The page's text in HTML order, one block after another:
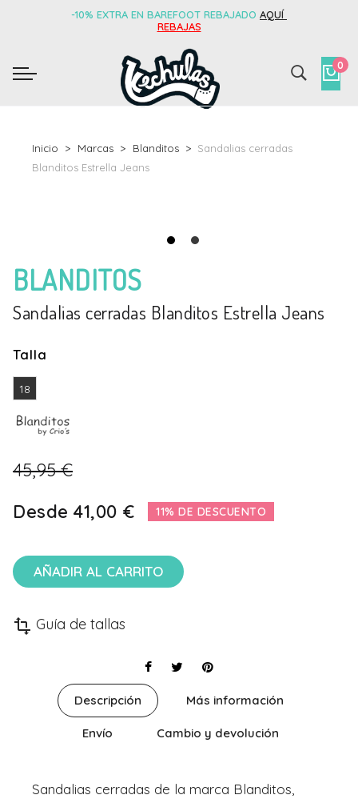
-10% EXTRA EN BAREFOOT REBAJADO AQUÍ
REBAJAS
0
Inicio Marcas Blanditos
Sandalias cerradas
Blanditos Estrella Jeans
BLANDITOS
Sandalias cerradas Blanditos Estrella Jeans
Talla
18
45,95 €
Desde 41,00 € 11% DE DESCUENTO
AÑADIR AL CARRITO
transform Guía de tallas
Descripción Más información
Envío Cambio y devolución
Sandalias cerradas de la marca Blanditos,